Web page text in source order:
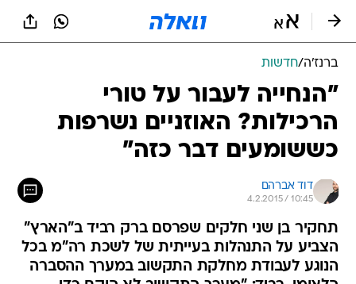
ברנז'ה/חדשות
"הנחייה לעבור על טורי
הרכילות? האוזניים נשרפות
כששומעים דבר כזה"
דוד אברהם
4.2.2015 / 10:45
תחקיר בן שני חלקים שפרסם ברק רביד ב"הארץ"
הצביע על התנהלות בעייתית של לשכת רה"מ בכל
הנוגע לעבודת מחלקת התקשוב במערך ההסברה